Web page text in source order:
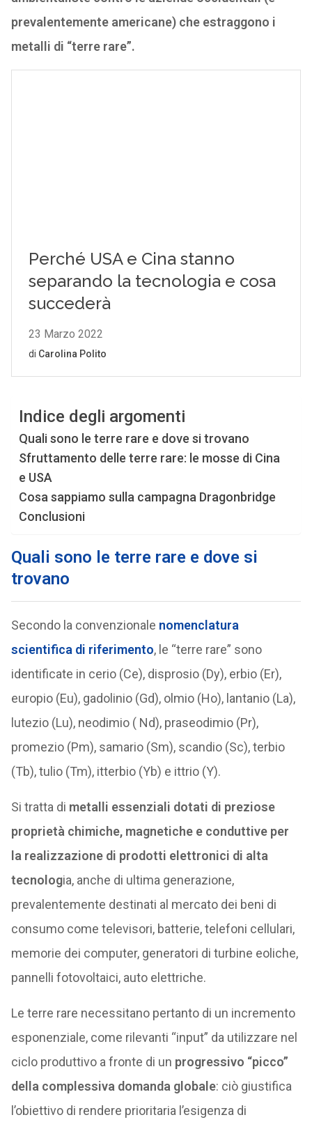
prevalentemente americane) che estraggono i
metalli di “terre rare”.
Indice degli argomenti
Quali sono le terre rare e dove si trovano
Sfruttamento delle terre rare: le mosse di Cina
e USA
Cosa sappiamo sulla campagna Dragonbridge
Conclusioni
Quali sono le terre rare e dove si
trovano
Secondo la convenzionale nomenclatura
scientifica di riferimento, le “terre rare” sono
identificate in cerio (Ce), disprosio (Dy), erbio (Er),
europio (Eu), gadolinio (Gd), olmio (Ho), lantanio (La),
lutezio (Lu), neodimio ( Nd), praseodimio (Pr),
promezio (Pm), samario (Sm), scandio (Sc), terbio
(Tb), tulio (Tm), itterbio (Yb) e ittrio (Y).
Si tratta di metalli essenziali dotati di preziose
proprietà chimiche, magnetiche e conduttive per
la realizzazione di prodotti elettronici di alta
tecnologia, anche di ultima generazione,
prevalentemente destinati al mercato dei beni di
consumo come televisori, batterie, telefoni cellulari,
memorie dei computer, generatori di turbine eoliche,
pannelli fotovoltaici, auto elettriche.
Le terre rare necessitano pertanto di un incremento
esponenziale, come rilevanti “input” da utilizzare nel
ciclo produttivo a fronte di un progressivo “picco”
della complessiva domanda globale: ciò giustifica
l’obiettivo di rendere prioritaria l’esigenza di